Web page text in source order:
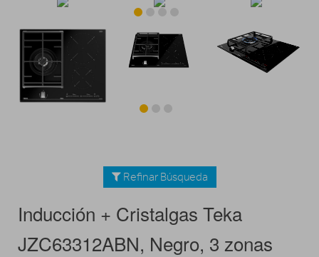
Refinar Búsqueda
Inducción + Cristalgas Teka
JZC63312ABN, Negro, 3 zonas